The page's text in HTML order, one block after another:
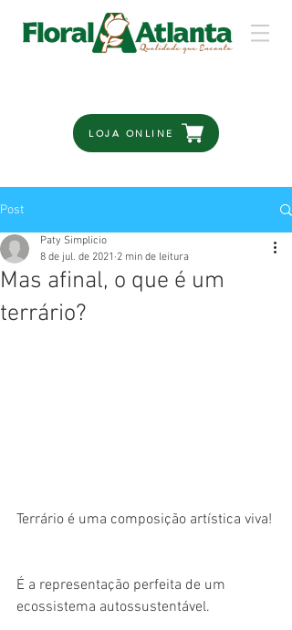
LOJA ONLINE
Post
Mas afinal, o que é um
terrário?
Paty Simplicio
8 de jul. de 2021 2 min de leitura
Terrário é uma composição artística viva!
É a representação perfeita de um
ecossistema autossustentável.